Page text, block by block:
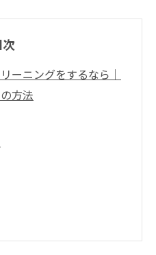
次
ーニングをするなら｜
方法